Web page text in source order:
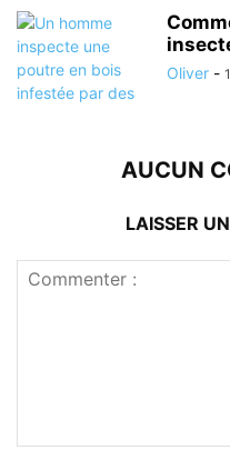
Oliver -
AUCUN
LAISSER